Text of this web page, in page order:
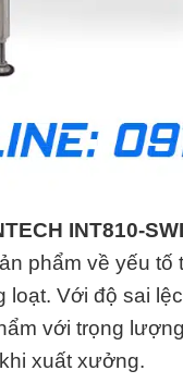
INT810-
phẩm về yếu
loạt. Với độ sai
với trọng
xuất xưởng.